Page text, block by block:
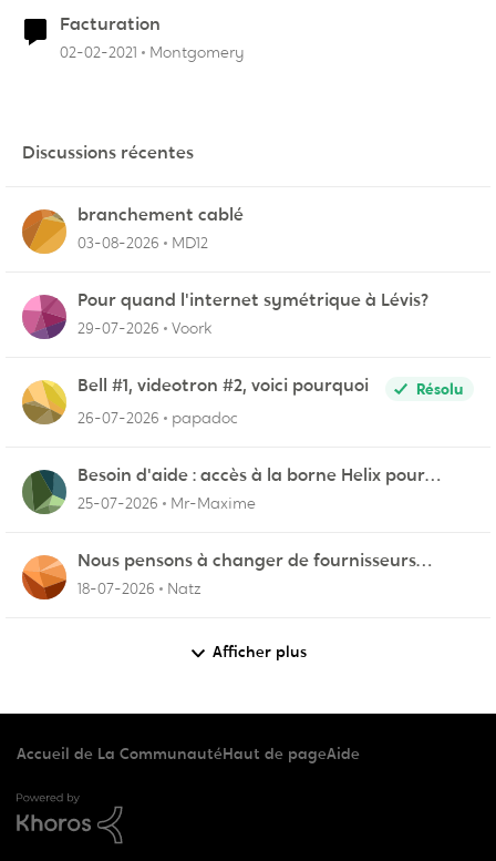
Facturation
02-02-2021 Montgomery
Discussions récentes
branchement cablé
03-08-2026 MD12
Pour quand l'internet symétrique à Lévis?
29-07-2026 Voork
Bell #1, videotron #2, voici pourquoi
Résolu
26-07-2026
papadoc
Besoin d'aide : accès à la borne Helix pour
vérifier l'UPnP NAT Black Ops 2
25-07-2026 Mr-Maxime
Nous pensons à changer de fournisseurs…
18-07-2026 Natz
Afficher plus
Accueil de La CommunautéHaut de pageAide